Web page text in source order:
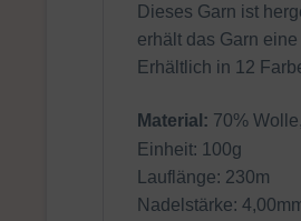
Dieses Garn ist
erhält das Garn
Erhältlich in 12
Material: 70%
Einheit: 100g
Lauflänge: 230m
Nadelstärke: